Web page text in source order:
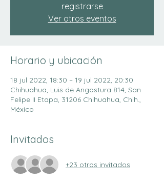
registrarse
Ver otros eventos
Horario y ubicación
18 jul 2022, 18:30 – 19 jul 2022, 20:30
Chihuahua, Luis de Angostura 814, San
Felipe II Etapa, 31206 Chihuahua, Chih.,
México
Invitados
+23 otros invitados